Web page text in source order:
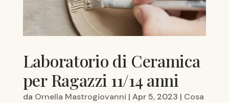
Laboratorio di Ceramica
per Ragazzi 11/14 anni
da Ornella Mastrogiovanni | Apr 5, 2023 | Cosa